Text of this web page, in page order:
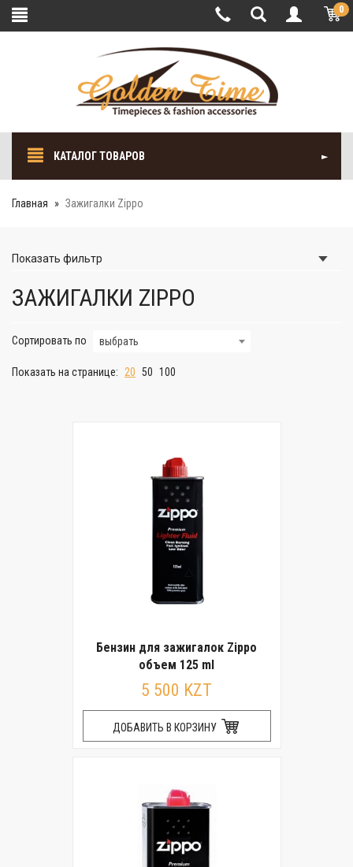
0
КАТАЛОГ ТОВАРОВ
Главная Зажигалки Zippo
Показать фильтр
ЗАЖИГАЛКИ ZIPPO
Сортировать по выбрать
Показать на странице: 20 50 100
Бензин для зажигалок Zippo
объем 125 ml
5 500 KZT
ДОБАВИТЬ В КОРЗИНУ